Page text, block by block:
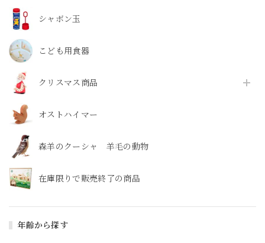
シャボン玉
こども用食器
クリスマス商品
オストハイマー
森羊のクーシャ 羊毛の動物
在庫限りで販売終了の商品
年齢から探す